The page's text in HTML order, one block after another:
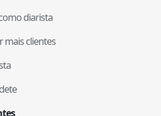
diarista
mais clientes